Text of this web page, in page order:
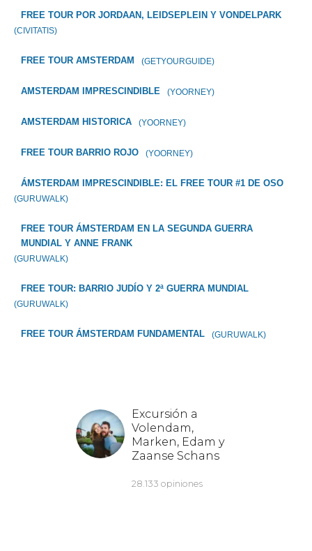
FREE TOUR POR JORDAAN, LEIDSEPLEIN Y VONDELPARK
(CIVITATIS)
FREE TOUR AMSTERDAM (GETYOURGUIDE)
AMSTERDAM IMPRESCINDIBLE (YOORNEY)
AMSTERDAM HISTORICA (YOORNEY)
FREE TOUR BARRIO ROJO (YOORNEY)
ÁMSTERDAM IMPRESCINDIBLE: EL FREE TOUR #1 DE OSO
(GURUWALK)
FREE TOUR ÁMSTERDAM EN LA SEGUNDA GUERRA
MUNDIAL Y ANNE FRANK
(GURUWALK)
FREE TOUR: BARRIO JUDÍO Y 2ª GUERRA MUNDIAL
(GURUWALK)
FREE TOUR ÁMSTERDAM FUNDAMENTAL (GURUWALK)